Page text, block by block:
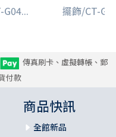
擺飾/CT-
傳真刷卡、虛擬轉帳、郵
付款
商品快訊
全館新品